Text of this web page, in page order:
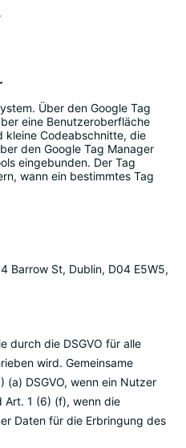
Über den Google Tag
eine Benutzeroberfläche
kleine Codeabschnitte, die
den Google Tag Manager
eingebunden. Der Tag
wann ein bestimmtes Tag
Barrow St, Dublin, D04 E5W5,
durch die DSGVO für alle
wird. Gemeinsame
(a) DSGVO, wenn ein Nutzer
Art. 1 (6) (f), wenn die
Daten für die Erbringung des